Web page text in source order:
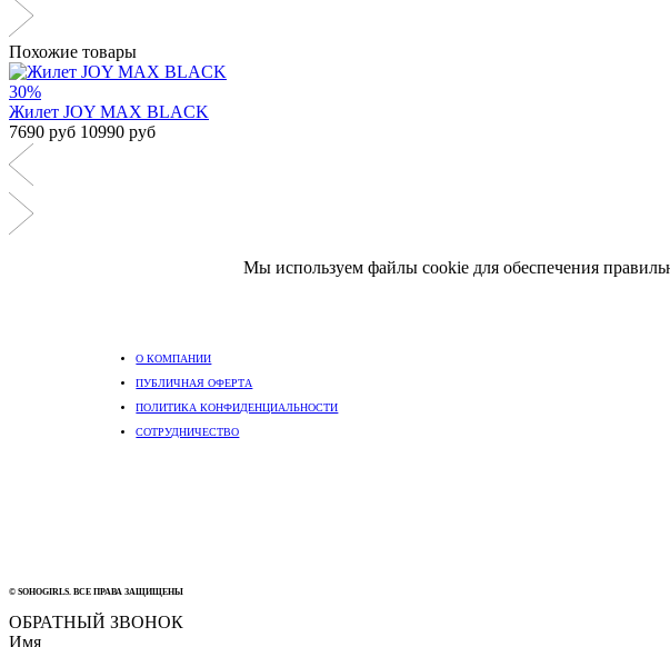
Похожие товары
30%
Жилет JOY MAX BLACK
7690 руб 10990 руб
Мы используем файлы cookie для обеспечения
О КОМПАНИИ
ПУБЛИЧНАЯ ОФЕРТА
ПОЛИТИКА КОНФИДЕНЦИАЛЬНОСТИ
СОТРУДНИЧЕСТВО
© SOHOGIRLS. ВСЕ ПРАВА ЗАЩИЩЕНЫ
ОБРАТНЫЙ ЗВОНОК
Имя